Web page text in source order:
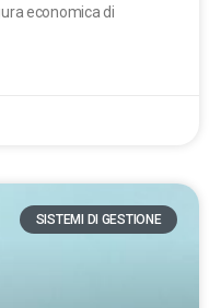
economica di
SISTEMI DI GESTIONE